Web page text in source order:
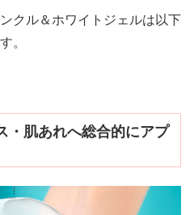
クル＆ホワイトジェルは以下
。
・肌あれへ総合的にアプ